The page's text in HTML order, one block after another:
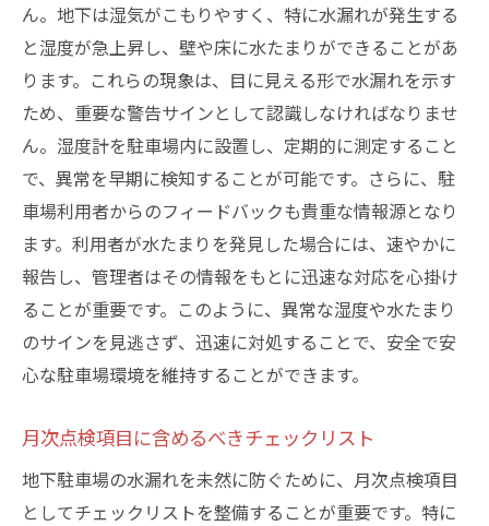
ん。地下は湿気がこもりやすく、特に水漏れが発生する
と湿度が急上昇し、壁や床に水たまりができることがあ
ります。これらの現象は、目に見える形で水漏れを示す
ため、重要な警告サインとして認識しなければなりませ
ん。湿度計を駐車場内に設置し、定期的に測定すること
で、異常を早期に検知することが可能です。さらに、駐
車場利用者からのフィードバックも貴重な情報源となり
ます。利用者が水たまりを発見した場合には、速やかに
報告し、管理者はその情報をもとに迅速な対応を心掛け
ることが重要です。このように、異常な湿度や水たまり
のサインを見逃さず、迅速に対処することで、安全で安
心な駐車場環境を維持することができます。
月次点検項目に含めるべきチェックリスト
地下駐車場の水漏れを未然に防ぐために、月次点検項目
としてチェックリストを整備することが重要です。特に